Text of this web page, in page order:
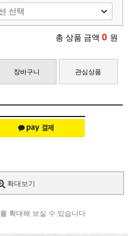
총 상품 금액 0 원
장바구니 관심상품
확대보기
확대해 보실 수 있습니다